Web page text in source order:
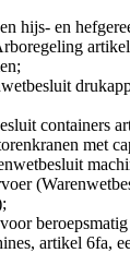
hijs- en
containers
met
artikel 6fa,